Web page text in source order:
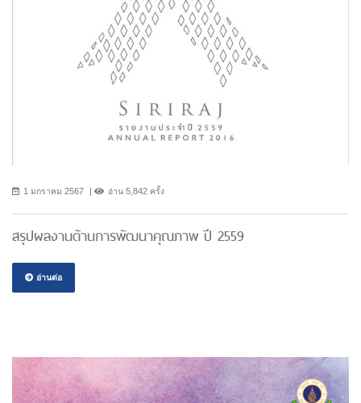
1 มกราคม 2567 อ่าน 5,842 ครั้ง
สรุปผลงานด้านการพัฒนาคุณภาพ ปี 2559
อ่านต่อ